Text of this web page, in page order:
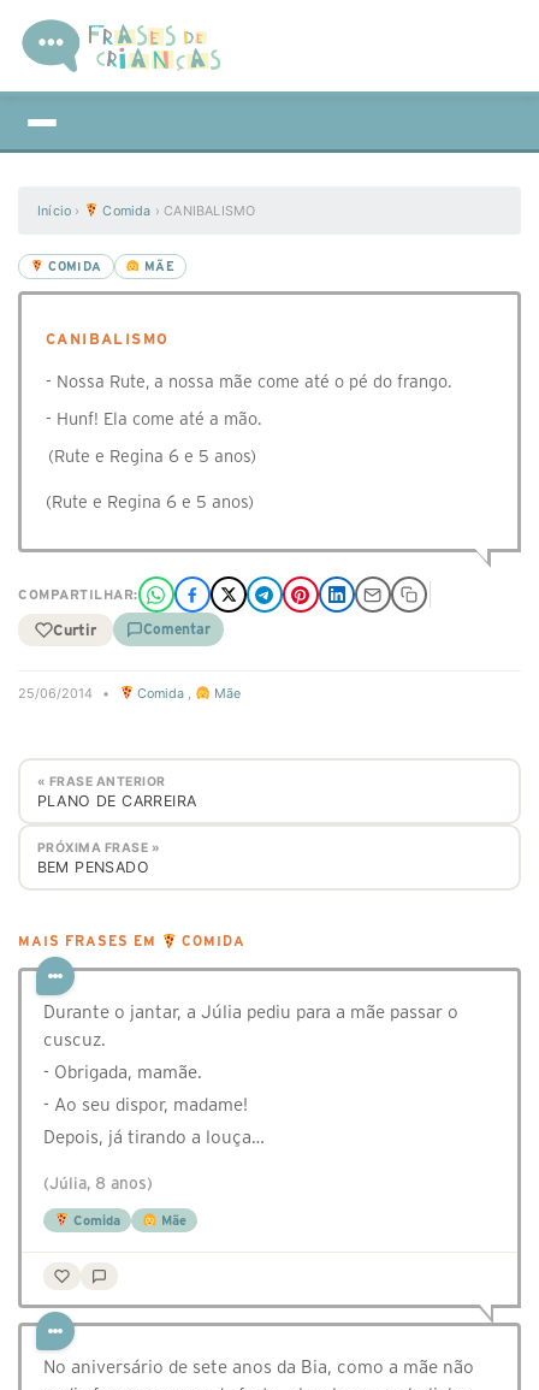
Início › Comida ›CANIBALISMO
COMIDA MÃE
CANIBALISMO
- Nossa Rute, a nossa mãe come até o pé do frango.
- Hunf! Ela come até a mão.
(Rute e Regina 6 e 5 anos)
(Rute e Regina 6 e 5 anos)
COMPARTILHAR:
Curtir Comentar
25/06/2014 • Comida , Mãe
« FRASE ANTERIOR
PLANO DE CARREIRA
PRÓXIMA FRASE »
BEM PENSADO
MAIS FRASES EM COMIDA
Durante o jantar, a Júlia pediu para a mãe passar o
cuscuz.
- Obrigada, mamãe.
- Ao seu dispor, madame!
Depois, já tirando a louça…
(Júlia, 8 anos)
Comida Mãe
No aniversário de sete anos da Bia, como a mãe não